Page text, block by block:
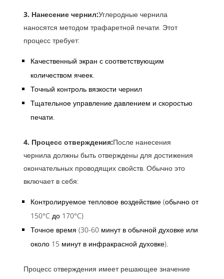
3. Нанесение чернил:Углеродные чернила
наносятся методом трафаретной печати. Этот
процесс требует:
Качественный экран с соответствующим
количеством ячеек.
Точный контроль вязкости чернил
Тщательное управление давлением и скоростью
печати.
4. Процесс отверждения:После нанесения
чернила должны быть отверждены для достижения
окончательных проводящих свойств. Обычно это
включает в себя:
Контролируемое тепловое воздействие (обычно от
150°C до 170°C)
Точное время (30-60 минут в обычной духовке или
около 15 минут в инфракрасной духовке).
Процесс отверждения имеет решающее значение